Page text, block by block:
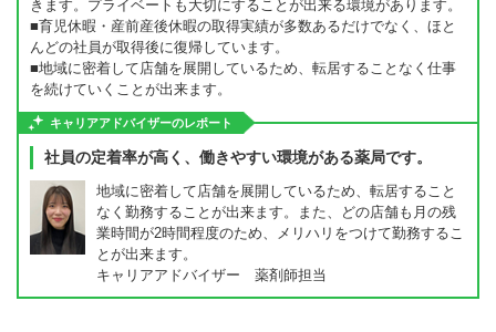
きます。プライベートも大切にすることが出来る環境があります。
■育児休暇・産前産後休暇の取得実績が多数あるだけでなく、ほと
んどの社員が取得後に復帰しています。
■地域に密着して店舗を展開しているため、転居することなく仕事
を続けていくことが出来ます。
キャリアアドバイザーのレポート
社員の定着率が高く、働きやすい環境がある薬局です。
地域に密着して店舗を展開しているため、転居すること
なく勤務することが出来ます。また、どの店舗も月の残
業時間が2時間程度のため、メリハリをつけて勤務するこ
とが出来ます。
キャリアアドバイザー 薬剤師担当